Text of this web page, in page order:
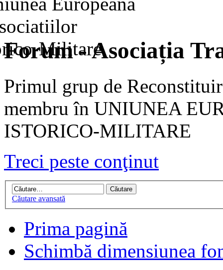
Forum - Asociația
Primul grup de
membru în UNIUNEA
ISTORICO-MILITARE
Treci peste conţinut
Căutare avansată
Prima pagină
Schimbă dimensiunea